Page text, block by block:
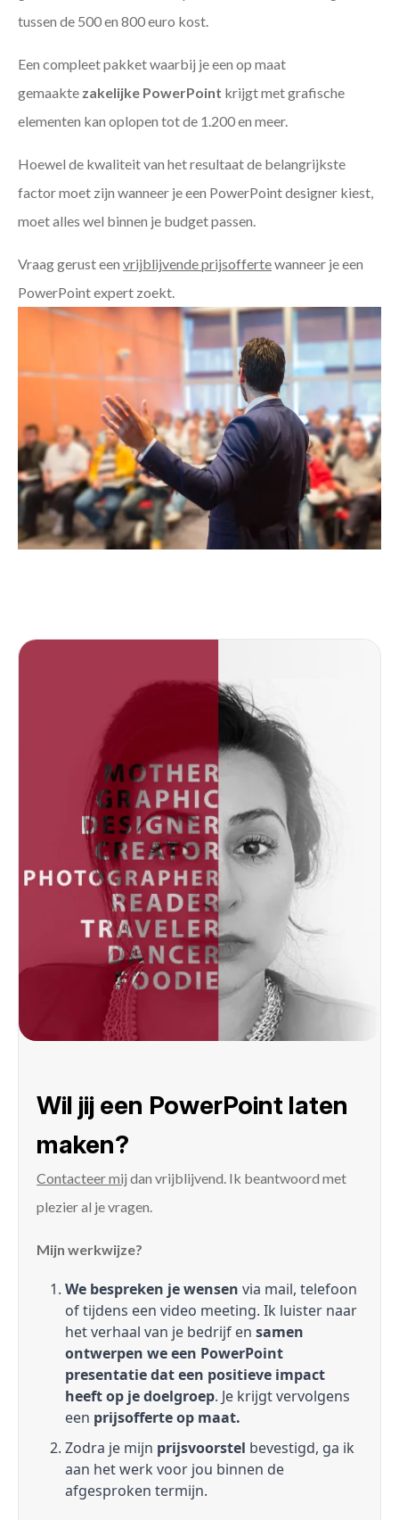
tussen de 500 en 800 euro kost.
Een compleet pakket waarbij je een op maat
gemaakte zakelijke PowerPoint krijgt met grafische
elementen kan oplopen tot de 1.200 en meer.
Hoewel de kwaliteit van het resultaat de belangrijkste
factor moet zijn wanneer je een PowerPoint designer kiest,
moet alles wel binnen je budget passen.
Vraag gerust een vrijblijvende prijsoffertewanneer je een
PowerPoint expert zoekt.
Wil jij een PowerPoint laten
maken?
Contacteer mij dan vrijblijvend. Ik beantwoord met
plezier al je vragen.
Mijn werkwijze?
We bespreken je wensen via mail, telefoon
of tijdens een video meeting. Ik luister naar
het verhaal van je bedrijf en samen
ontwerpen we een PowerPoint
presentatie dat een positieve impact
heeft op je doelgroep. Je krijgt vervolgens
een prijsofferte op maat.
Zodra je mijn prijsvoorstel bevestigd, ga ik
aan het werk voor jou binnen de
afgesproken termijn.